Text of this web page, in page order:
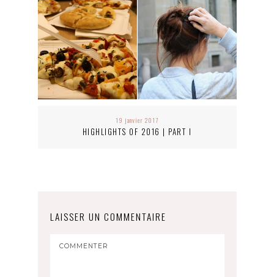
19 janvier 2017
HIGHLIGHTS OF 2016 | PART I
LAISSER UN COMMENTAIRE